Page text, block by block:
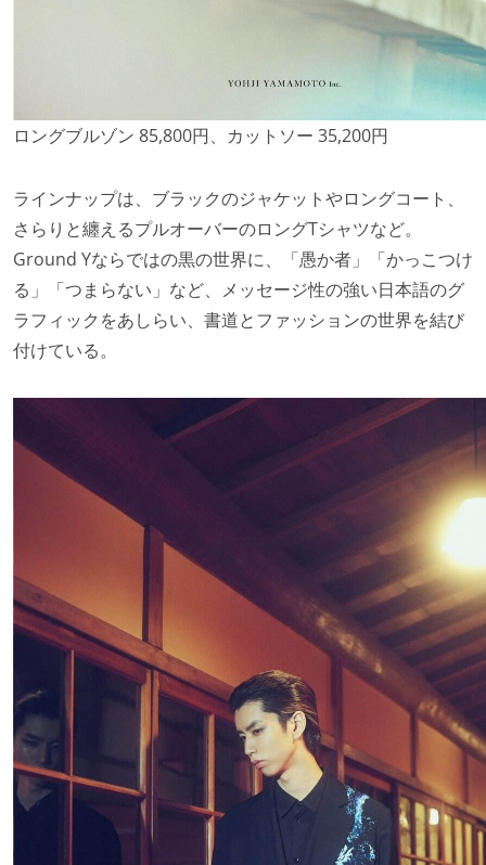
ロングブルゾン 85,800円、カットソー 35,200円
ラインナップは、ブラックのジャケットやロングコート、
さらりと纏えるプルオーバーのロングTシャツなど。
Ground Yならではの黒の世界に、「愚か者」「かっこつけ
る」「つまらない」など、メッセージ性の強い日本語のグ
ラフィックをあしらい、書道とファッションの世界を結び
付けている。